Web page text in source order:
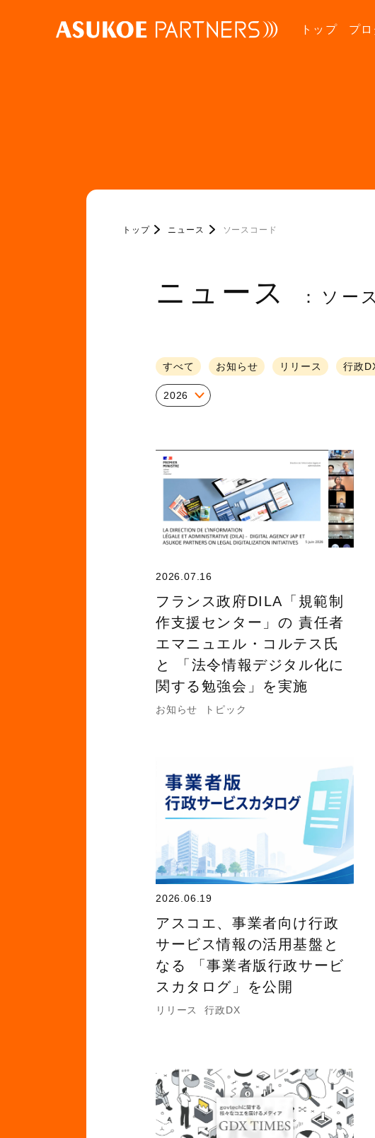
トップ プ
トップ ニュース ソースコード
ニュース ソー
すべて お知らせ リリース 行政
2026
2026.07.16
フランス政府DILA「規範制
作支援センター」の 責任者
エマニュエル・コルテス氏
と 「法令情報デジタル化に
関する勉強会」を実施
お知らせ トピック
2026.06.19
アスコエ、事業者向け行政
サービス情報の活用基盤と
なる 「事業者版行政サービ
スカタログ」を公開
リリース 行政DX